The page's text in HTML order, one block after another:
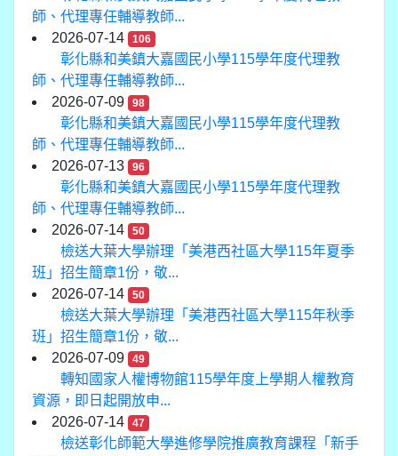
師、代理專任輔導教師...
2026-07-14
106
彰化縣和美鎮大嘉國民小學115學年度代理教
師、代理專任輔導教師...
2026-07-09
98
彰化縣和美鎮大嘉國民小學115學年度代理教
師、代理專任輔導教師...
2026-07-13
96
彰化縣和美鎮大嘉國民小學115學年度代理教
師、代理專任輔導教師...
2026-07-14
50
檢送大葉大學辦理「美港西社區大學115年夏季
班」招生簡章1份，敬...
2026-07-14
50
檢送大葉大學辦理「美港西社區大學115年秋季
班」招生簡章1份，敬...
2026-07-09
49
轉知國家人權博物館115學年度上學期人權教育
資源，即日起開放申...
2026-07-14
47
檢送彰化師範大學進修學院推廣教育課程「新手